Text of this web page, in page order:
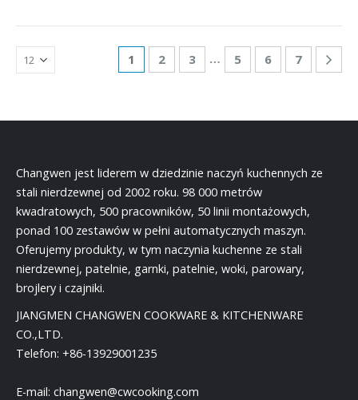
1 2 3 … 5 6 7
Changwen jest liderem w dziedzinie naczyń kuchennych ze
stali nierdzewnej od 2002 roku. 98 000 metrów
kwadratowych, 500 pracowników, 50 linii montażowych,
ponad 100 zestawów w pełni automatycznych maszyn.
Oferujemy produkty, w tym naczynia kuchenne ze stali
nierdzewnej, patelnie, garnki, patelnie, woki, parowary,
brojlery i czajniki.
JIANGMEN CHANGWEN COOKWARE & KITCHENWARE
CO.,LTD.
Telefon: +86-13929001235
E-mail: changwen@cwcooking.com